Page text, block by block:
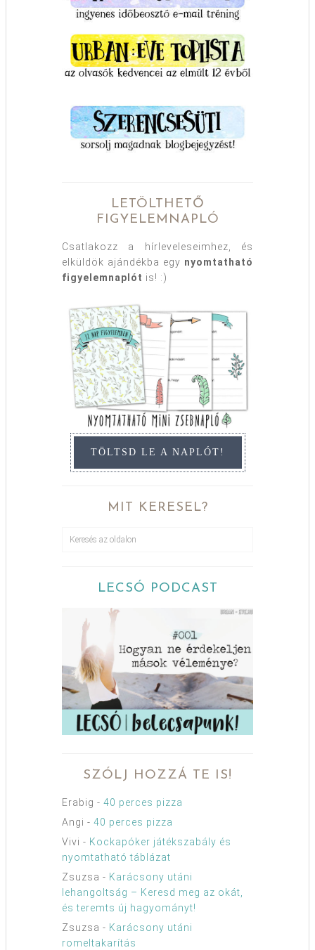
LETÖLTHETŐ
FIGYELEMNAPLÓ
Csatlakozz a hírleveleseimhez, és
elküldök ajándékba egy nyomtatható
figyelemnaplót is! :)
TÖLTSD LE A NAPLÓT!
MIT KERESEL?
LECSÓ PODCAST
SZÓLJ HOZZÁ TE IS!
Erabig - 40 perces pizza
Angi - 40 perces pizza
Vivi - Kockapóker játékszabály és
nyomtatható táblázat
Zsuzsa - Karácsony utáni
lehangoltság – Keresd meg az okát,
és teremts új hagyományt!
Zsuzsa - Karácsony utáni
romeltakarítás